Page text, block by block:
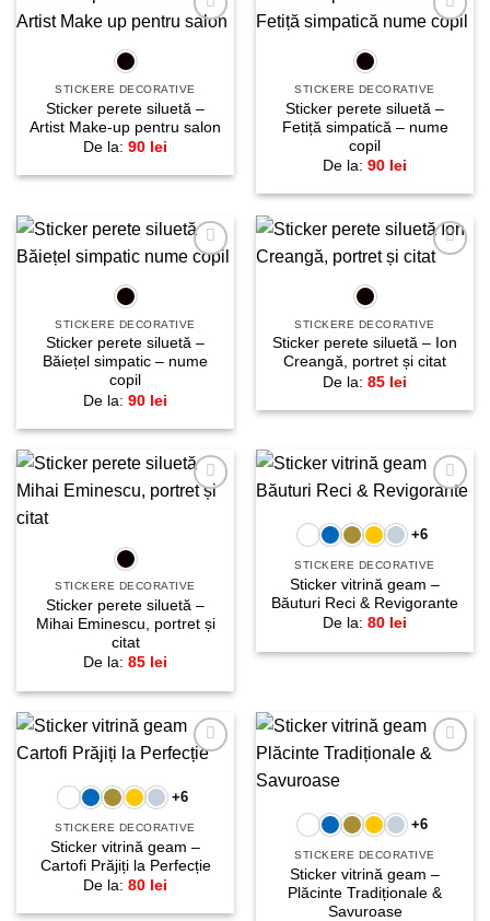
STICKERE DECORATIVE
Sticker perete siluetă –
Artist Make-up pentru salon
De la: 90 lei
STICKERE DECORATIVE
Sticker perete siluetă –
Fetiță simpatică – nume
copil
De la: 90 lei
Adaugă
STICKERE DECORATIVE
Sticker perete siluetă –
Băiețel simpatic – nume
copil
De la: 90 lei
STICKERE DECORATIVE
Sticker perete siluetă – Ion
Creangă, portret și citat
De la: 85 lei
STICKERE DECORATIVE
Sticker perete siluetă –
Mihai Eminescu, portret și
citat
De la: 85 lei
favorite!
+6
STICKERE DECORATIVE
Sticker vitrină geam –
Băuturi Reci & Revigorante
De la: 80 lei
favorite!
+6
STICKERE DECORATIVE
Sticker vitrină geam –
Cartofi Prăjiți la Perfecție
De la: 80 lei
+6
STICKERE DECORATIVE
Sticker vitrină geam –
Plăcinte Tradiționale &
Savuroase